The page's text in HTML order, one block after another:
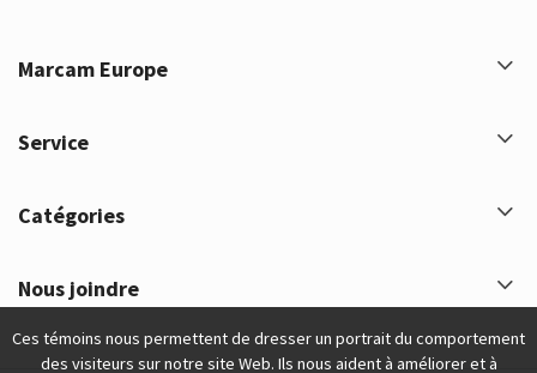
Marcam Europe
Service
Catégories
Nous joindre
Ces témoins nous permettent de dresser un portrait du comportement
des visiteurs sur notre site Web. Ils nous aident à améliorer et à